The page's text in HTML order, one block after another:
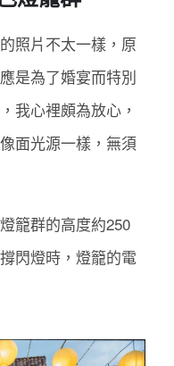
照片不太一樣，原
是為了婚宴而特別
我心裡頗為放心，
面光源一樣，無須
籠群的高度約250
閃燈時，燈籠的電